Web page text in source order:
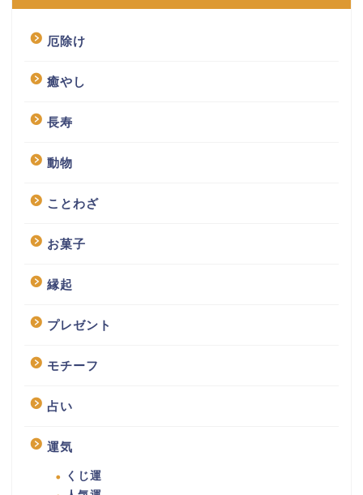
厄除け
癒やし
長寿
動物
ことわざ
お菓子
縁起
プレゼント
モチーフ
占い
運気
くじ運